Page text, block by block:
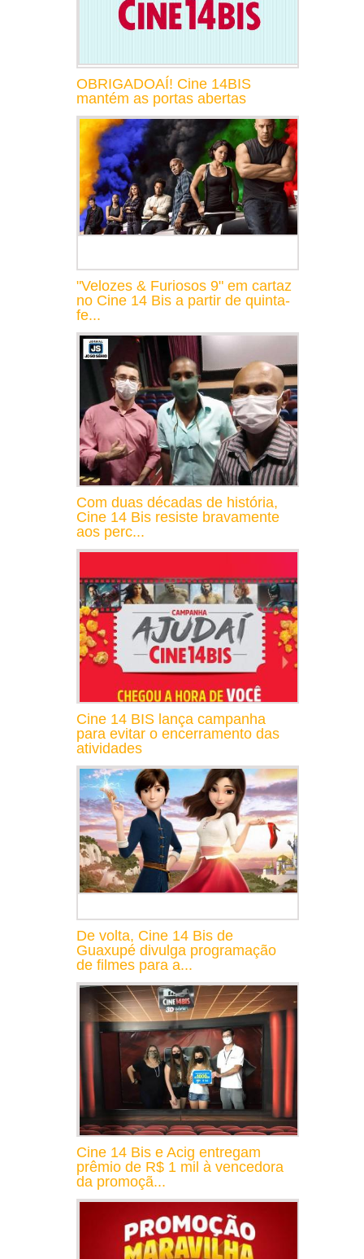
OBRIGADOAÍ! Cine 14BIS
mantém as portas abertas
"Velozes & Furiosos 9" em cartaz
no Cine 14 Bis a partir de quinta-
fe...
Com duas décadas de história,
Cine 14 Bis resiste bravamente
aos perc...
Cine 14 BIS lança campanha
para evitar o encerramento das
atividades
De volta, Cine 14 Bis de
Guaxupé divulga programação
de filmes para a...
Cine 14 Bis e Acig entregam
prêmio de R$ 1 mil à vencedora
da promoçã...